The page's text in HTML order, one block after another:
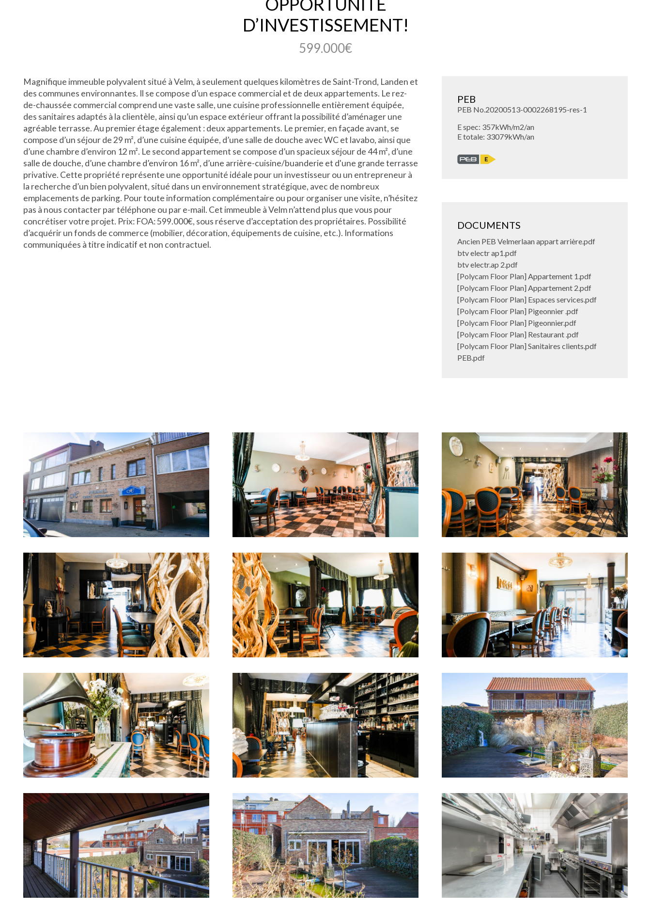
D’INVESTISSEMENT!
599.000€
Magnifique immeuble polyvalent situé à Velm, à seulement quelques kilomètres de Saint-Trond, Landen et
des communes environnantes. Il se compose d’un espace commercial et de deux appartements. Le rez-
de-chaussée commercial comprend une vaste salle, une cuisine professionnelle entièrement équipée,
des sanitaires adaptés à la clientèle, ainsi qu’un espace extérieur offrant la possibilité d’aménager une
agréable terrasse. Au premier étage également : deux appartements. Le premier, en façade avant, se
compose d’un séjour de 29 m², d’une cuisine équipée, d’une salle de douche avec WC et lavabo, ainsi que
d’une chambre d’environ 12 m². Le second appartement se compose d’un spacieux séjour de 44 m², d’une
salle de douche, d’une chambre d’environ 16 m², d’une arrière-cuisine/buanderie et d'une grande terrasse
privative. Cette propriété représente une opportunité idéale pour un investisseur ou un entrepreneur à
la recherche d’un bien polyvalent, situé dans un environnement stratégique, avec de nombreux
emplacements de parking. Pour toute information complémentaire ou pour organiser une visite, n’hésitez
pas à nous contacter par téléphone ou par e-mail. Cet immeuble à Velm n’attend plus que vous pour
concrétiser votre projet. Prix: FOA: 599.000€, sous réserve d’acceptation des propriétaires. Possibilité
d’acquérir un fonds de commerce (mobilier, décoration, équipements de cuisine, etc.). Informations
communiquées à titre indicatif et non contractuel.
PEB
PEB No.20200513-0002268195-res-1
E spec: 357kWh/m2/an
E totale: 33079kWh/an
DOCUMENTS
Ancien PEB Velmerlaan appart arrière.pdf
btv electr ap1.pdf
btv electr.ap 2.pdf
[Polycam Floor Plan] Appartement 1.pdf
[Polycam Floor Plan] Appartement 2.pdf
[Polycam Floor Plan] Espaces services.pdf
[Polycam Floor Plan] Pigeonnier .pdf
[Polycam Floor Plan] Pigeonnier.pdf
[Polycam Floor Plan] Restaurant .pdf
[Polycam Floor Plan] Sanitaires clients.pdf
PEB.pdf